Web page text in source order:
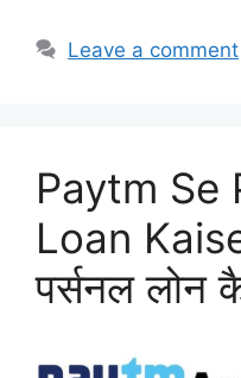
Leave a comment
Paytm Se
Loan
पर्सनल लोन